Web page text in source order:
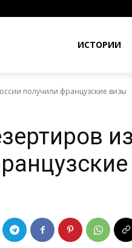
ИСТОРИИ
получили французские визы